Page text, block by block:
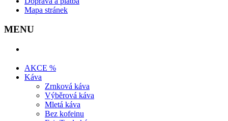
Mapa stránek
MENU
AKCE %
Káva
Zrnková káva
Výběrová káva
Mletá káva
Bez kofeinu